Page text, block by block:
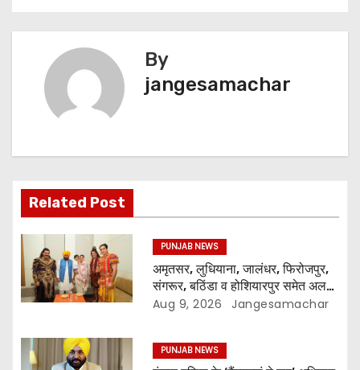
By
jangesamachar
Related Post
PUNJAB NEWS
अमृतसर, लुधियाना, जालंधर, फिरोजपुर,
संगरूर, बठिंडा व होशियारपुर समेत अलग-
अलग स्थानों पर ये शो होगा- भगवंत सिंह
Aug 9, 2026 Jangesamachar
PUNJAB NEWS